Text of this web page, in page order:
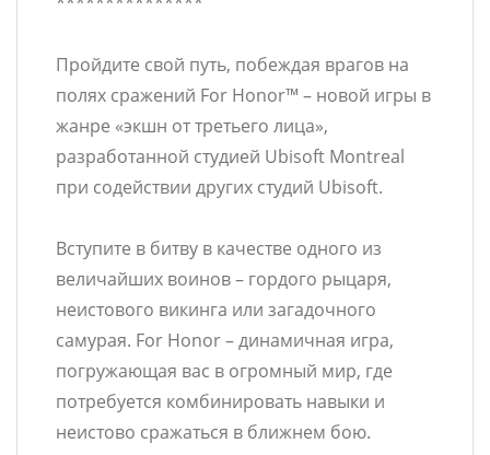
Пройдите свой путь, побеждая врагов на
полях сражений For Honor™ – новой игры в
жанре «экшн от третьего лица»,
разработанной студией Ubisoft Montreal
при содействии других студий Ubisoft.
Вступите в битву в качестве одного из
величайших воинов – гордого рыцаря,
неистового викинга или загадочного
самурая. For Honor – динамичная игра,
погружающая вас в огромный мир, где
потребуется комбинировать навыки и
неистово сражаться в ближнем бою.